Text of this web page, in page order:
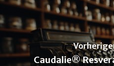
Caudalie®